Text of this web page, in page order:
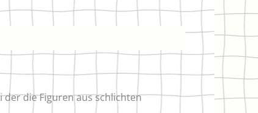
die Figuren aus schlichten